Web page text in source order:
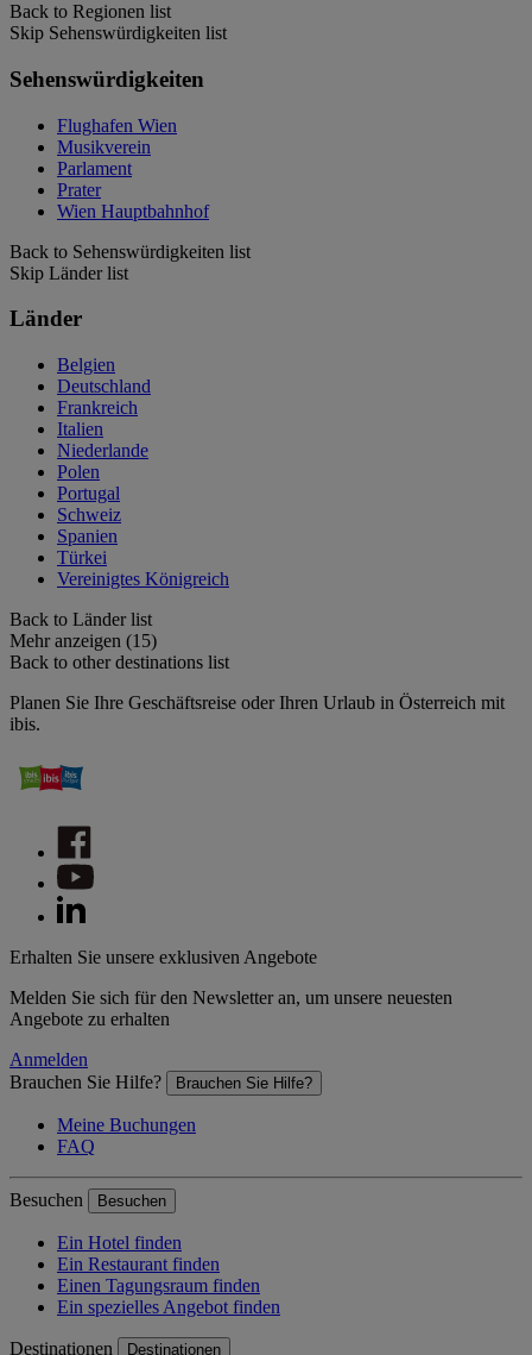
Back to Regionen list
Skip Sehenswürdigkeiten list
Sehenswürdigkeiten
Flughafen Wien
Musikverein
Parlament
Prater
Wien Hauptbahnhof
Back to Sehenswürdigkeiten list
Skip Länder list
Länder
Belgien
Deutschland
Frankreich
Italien
Niederlande
Polen
Portugal
Schweiz
Spanien
Türkei
Vereinigtes Königreich
Back to Länder list
Mehr anzeigen (15)
Back to other destinations list
Planen Sie Ihre Geschäftsreise oder Ihren Urlaub in Österreich mit
ibis.
Erhalten Sie unsere exklusiven Angebote
Melden Sie sich für den Newsletter an, um unsere neuesten
Angebote zu erhalten
Anmelden
Brauchen Sie Hilfe?
Brauchen Sie Hilfe?
Meine Buchungen
FAQ
Besuchen Besuchen
Ein Hotel finden
Ein Restaurant finden
Einen Tagungsraum finden
Ein spezielles Angebot finden
Destinationen Destinationen